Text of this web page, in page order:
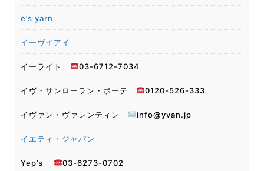
e’s yarn
イーヴイアイ
イーライト 03-6712-7034
イヴ・サンローラン・ボーテ 0120-526-333
イヴァン・ヴァレンティン info@yvan.jp
イエティ・ジャパン
Yep’s 03-6273-0702